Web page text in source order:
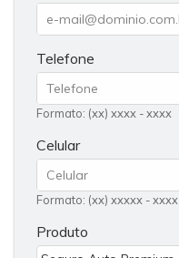
Telefone
Formato: (xx) xxxx - xxxx
Celular
Formato: (xx) xxxxx - xxxx
Produto